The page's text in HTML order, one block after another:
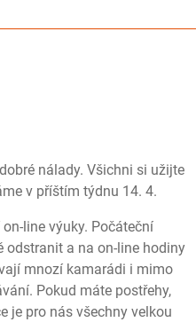
nálady. Všichni si užijte
v příštím týdnu 14. 4.
line výuky. Počáteční
odstranit a na on-line hodiny
mnozí kamarádi i mimo
Pokud máte postřehy,
je pro nás všechny velkou